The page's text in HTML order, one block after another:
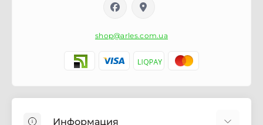
shop@arles.com.ua
Информация